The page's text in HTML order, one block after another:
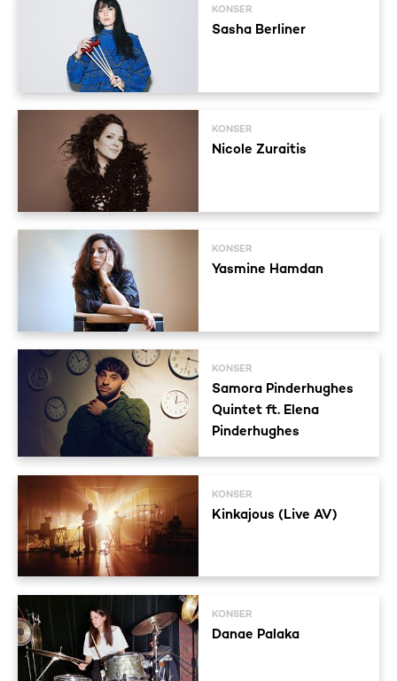
KONSER
Sasha Berliner
KONSER
Nicole Zuraitis
KONSER
Yasmine Hamdan
KONSER
Samora Pinderhughes
Quintet ft. Elena
Pinderhughes
KONSER
Kinkajous (Live AV)
KONSER
Danae Palaka